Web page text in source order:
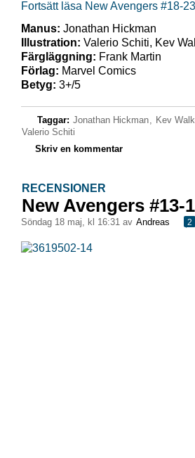
Fortsätt läsa New Avengers #18-23
Manus: Jonathan Hickman
Illustration: Valerio Schiti, Kev
Färgläggning: Frank Martin
Förlag: Marvel Comics
Betyg: 3+/5
Taggar: Jonathan Hickman, Kev
Valerio Schiti
Skriv en kommentar
RECENSIONER
New Avengers #13-
söndag 18 maj, kl 16:31 av Andreas 2